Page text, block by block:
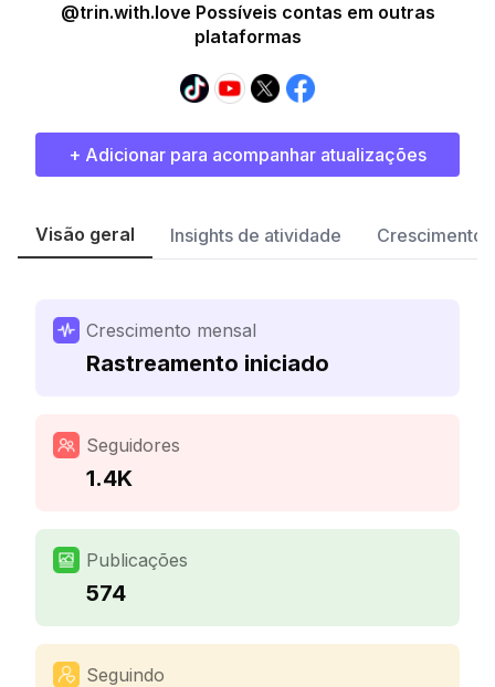
@trin.with.love Possíveis contas em outras
plataformas
+ Adicionar para acompanhar atualizações
Visão geral Insights de atividade Crescimento
Crescimento mensal
Rastreamento iniciado
Seguidores
1.4K
Publicações
574
Seguindo